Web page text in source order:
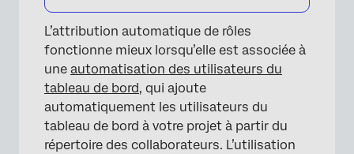
L’attribution automatique de rôles
fonctionne mieux lorsqu’elle est associée à
une automatisation des utilisateurs du
tableau de bord, qui ajoute
automatiquement les utilisateurs du
tableau de bord à votre projet à partir du
répertoire des collaborateurs. L’utilisation